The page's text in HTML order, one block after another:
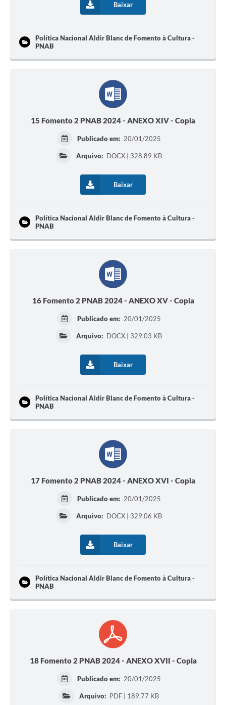
Baixar
Política Nacional Aldir Blanc de Fomento à Cultura -
PNAB
15 Fomento 2 PNAB 2024 - ANEXO XIV - Copia
Publicado em: 20/01/2025
Arquivo: DOCX | 328,89 KB
Baixar
Política Nacional Aldir Blanc de Fomento à Cultura -
PNAB
16 Fomento 2 PNAB 2024 - ANEXO XV - Copia
Publicado em: 20/01/2025
Arquivo: DOCX | 329,03 KB
Baixar
Política Nacional Aldir Blanc de Fomento à Cultura -
PNAB
17 Fomento 2 PNAB 2024 - ANEXO XVI - Copia
Publicado em: 20/01/2025
Arquivo: DOCX | 329,06 KB
Baixar
Política Nacional Aldir Blanc de Fomento à Cultura -
PNAB
18 Fomento 2 PNAB 2024 - ANEXO XVII - Copia
Publicado em: 20/01/2025
Arquivo: PDF | 189,77 KB